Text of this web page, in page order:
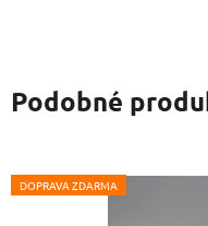
Podobné
DOPRAVA ZDARMA